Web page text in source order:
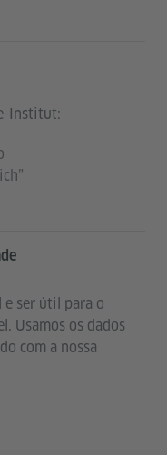
Institut:
e ser útil para o
Usamos os dados
com a nossa